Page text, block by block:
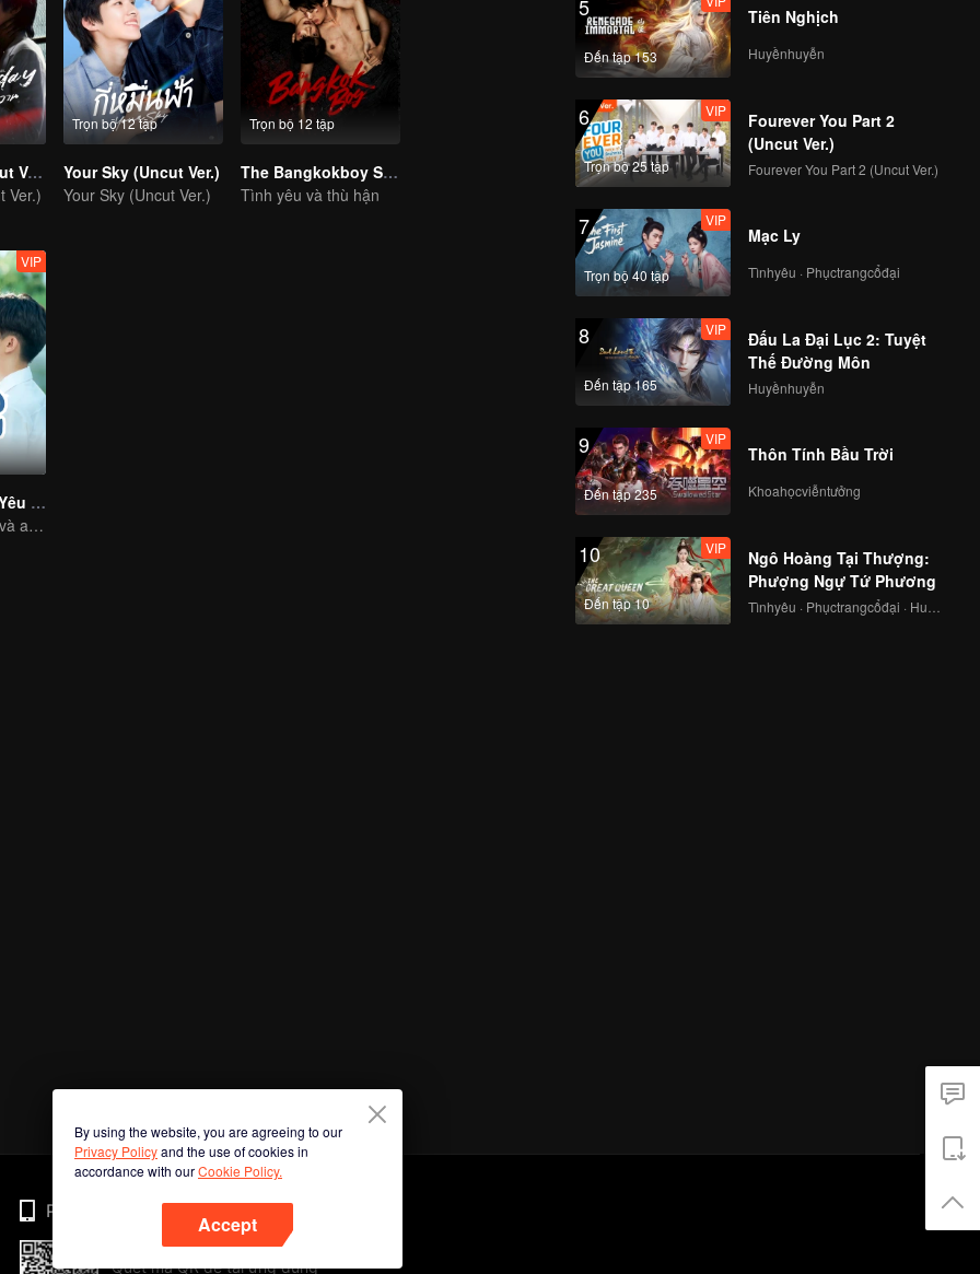
Yesterday (Uncut Ver.)
Ver.)
Trọn bộ 12 tập
Your Sky (Uncut Ver.)
Your Sky (Uncut Ver.)
Trọn bộ 12 tập
The Bangkokboy Series
Tình yêu và thù hận
VIP
Dũng Cảm Nói Yêu Người
Báo đen xấu xa và anh chàng chim cánh cụt
5
Đến tập 153
Tiên Nghịch
Huyềnhuyễn
6
Trọn bộ 25 tập
VIP
Fourever You Part 2
(Uncut Ver.)
Fourever You Part 2 (Uncut Ver.)
7
Trọn bộ 40 tập
VIP
Mạc Ly
Tìnhyêu · Phụctrangcổđại
8
Đến tập 165
VIP
Đấu La Đại Lục 2: Tuyệt
Thế Đường Môn
Huyềnhuyễn
9
Đến tập 235
VIP
Thôn Tính Bầu Trời
Khoahọcviễntưởng
10
Đến tập 10
VIP
Ngô Hoàng Tại Thượng:
Phượng Ngự Tứ Phương
By using the website, you are agreeing to our
Privacy Policyand the use of cookies in
accordance with ourCookie Policy.
Accept
Phone
Quét mã QR để tải ứng dụng